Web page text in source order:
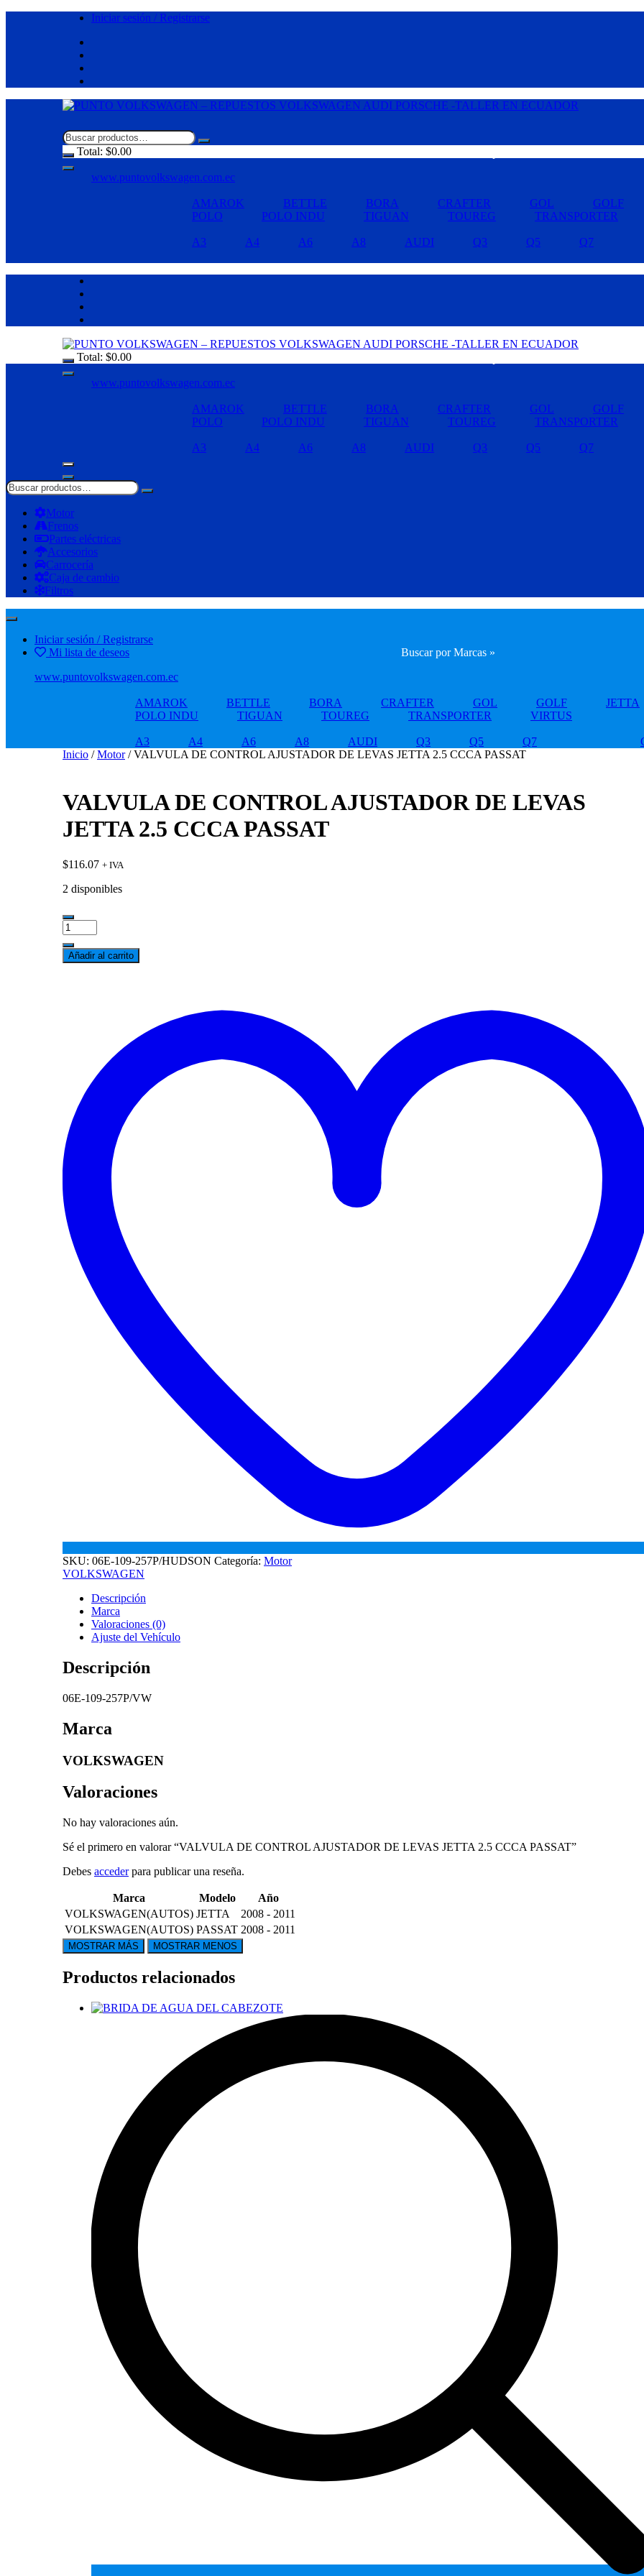
Iniciar sesión / Registrarse
Total: $0.00
www.puntovolkswagen.com.ec
AMAROK BETTLE BORA CRAFTER GOL GOLF
POLO
POLO INDU TIGUAN TOUREG TRANSPORTER
A3 A4 A6 A8 AUDI Q3 Q5 Q7
Total: $0.00
www.puntovolkswagen.com.ec
AMAROK BETTLE BORA CRAFTER GOL GOLF
POLO
POLO INDU TIGUAN TOUREG TRANSPORTER
A3 A4 A6 A8 AUDI Q3 Q5 Q7
Motor
Frenos
Partes eléctricas
Accesorios
Carrocería
Caja de cambio
Filtros
Iniciar sesión / Registrarse
Mi lista de deseos
www.puntovolkswagen.com.ec
Buscar por Marcas »
AMAROK BETTLE BORA CRAFTER GOL GOLF JETTA
POLO INDU
TIGUAN TOUREG TRANSPORTER VIRTUS
A3 A4 A6 A8 AUDI Q3 Q5 Q7
Inicio /Motor/ VALVULA DE CONTROL AJUSTADOR DE LEVAS JETTA 2.5 CCCA PASSAT
VALVULA DE CONTROL AJUSTADOR DE LEVAS
JETTA 2.5 CCCA PASSAT
$116.07 + IVA
2 disponibles
VALVULA
DE
CONTROL
AJUSTADOR
Añadir al carrito
SKU: 06E-109-257P/HUDSON Categoría: Motor
VOLKSWAGEN
Descripción
Marca
Valoraciones (0)
Ajuste del Vehículo
Descripción
06E-109-257P/VW
Marca
VOLKSWAGEN
Valoraciones
No hay valoraciones aún.
Sé el primero en valorar “VALVULA DE CONTROL AJUSTADOR DE LEVAS JETTA 2.5 CCCA PASSAT”
Debes accederpara publicar una reseña.
Marca Modelo
Año
VOLKSWAGEN(AUTOS) JETTA
2008 - 2011
VOLKSWAGEN(AUTOS) PASSAT 2008 - 2011
Productos relacionados